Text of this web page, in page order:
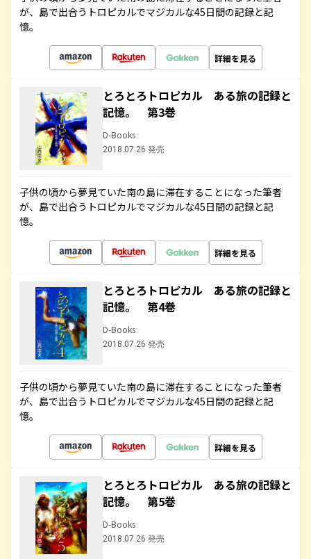
が、島で出合うトロピカルでマジカルな45日間の記録と記
憶。
詳細を見る
とろとろトロピカル ある旅の記録と
記憶。 第3巻
D-Books
2018.07.26 発売
子供の頃から夢見ていた南の島に滞在することになった筆者
が、島で出合うトロピカルでマジカルな45日間の記録と記
憶。
詳細を見る
とろとろトロピカル ある旅の記録と
記憶。 第4巻
D-Books
2018.07.26 発売
子供の頃から夢見ていた南の島に滞在することになった筆者
が、島で出合うトロピカルでマジカルな45日間の記録と記
憶。
詳細を見る
とろとろトロピカル ある旅の記録と
記憶。 第5巻
D-Books
2018.07.26 発売